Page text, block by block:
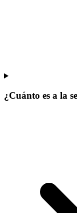
¿Cuánto es a la